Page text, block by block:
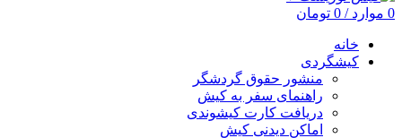
0 موارد /
0 تومان
خانه
کیشگردی
منشور حقوق گردشگر
راهنمای سفر به کیش
دریافت کارت کیشوندی
اماکن دیدنی کیش